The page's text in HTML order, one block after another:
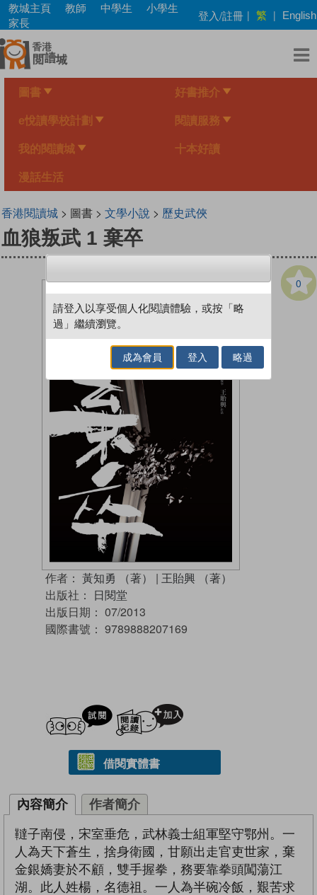
Skip
main
content
教城主頁 教師 中學生
小學生
家長
登入/註冊 | 繁 | English
圖書 好書推介
e悅讀學校計劃 閱讀服務
我的閱讀城 十本好讀
漫話生活
香港閱讀城> 圖書 > 文學小說 > 歷史武俠
血狼叛武 1 棄卒
0
作者： 黃知勇 （著） | 王貽興 （著）
出版社： 日閱堂
出版日期： 07/2013
國際書號： 9789888207169
試閲
借閱實體書
內容簡介 作者簡介
韃子南侵，宋室垂危，武林義士組軍堅守鄂州。一
人為天下蒼生，捨身衛國，甘願出走官吏世家，棄
金銀嬌妻於不顧，雙手握拳，務要靠拳頭闖蕩江
湖。此人姓楊，名德祖。一人為半碗冷飯，艱苦求
請登入以享受個人化閱讀體驗，或按「略
過」繼續瀏覽。
成為會員 登入 略過